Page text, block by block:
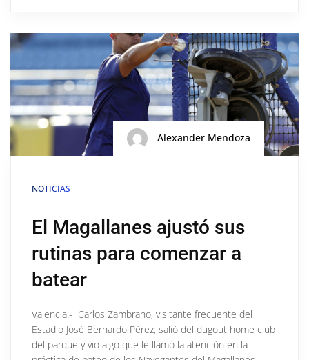
Alexander Mendoza
NOTICIAS
El Magallanes ajustó sus
rutinas para comenzar a
batear
Valencia.- Carlos Zambrano, visitante frecuente del
Estadio José Bernardo Pérez, salió del dugout home club
del parque y vio algo que le llamó la atención en la